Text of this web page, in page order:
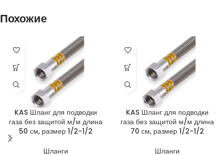
Похожие
KAS Шланг для подводки
газа без защитой м/м длина
50 см, размер 1/2-1/2
Шланги
KAS Шланг для подводки
газа без защитой м/м длина
70 см, размер 1/2-1/2
Шланги